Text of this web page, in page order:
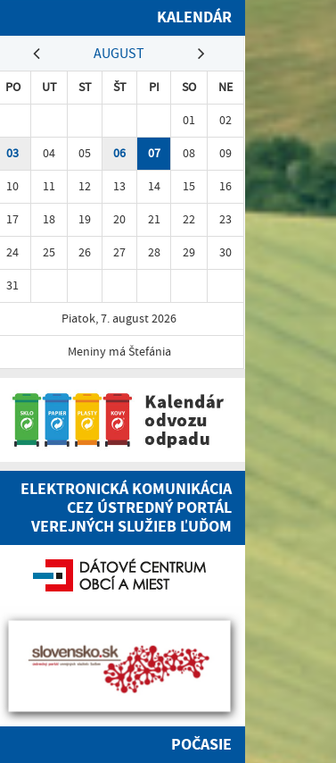
KALENDÁR
AUGUST
PO UT ST ŠT PI SO
NE
01
02
03
04 05 06 07 08
09
10
11 12 13 14 15
16
17
18 19 20 21 22
23
24
25 26 27 28 29
30
31
Piatok, 7. august 2026
Meniny má Štefánia
ELEKTRONICKÁ KOMUNIKÁCIA
CEZ ÚSTREDNÝ PORTÁL
VEREJNÝCH SLUŽIEB ĽUĎOM
POČASIE